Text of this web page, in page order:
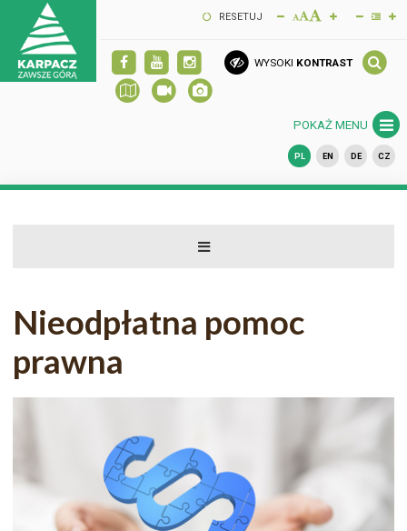
RESETUJ
WYSOKI KONTRAST
POKAŻ MENU
PL EN DE CZ
Nieodpłatna pomoc
prawna